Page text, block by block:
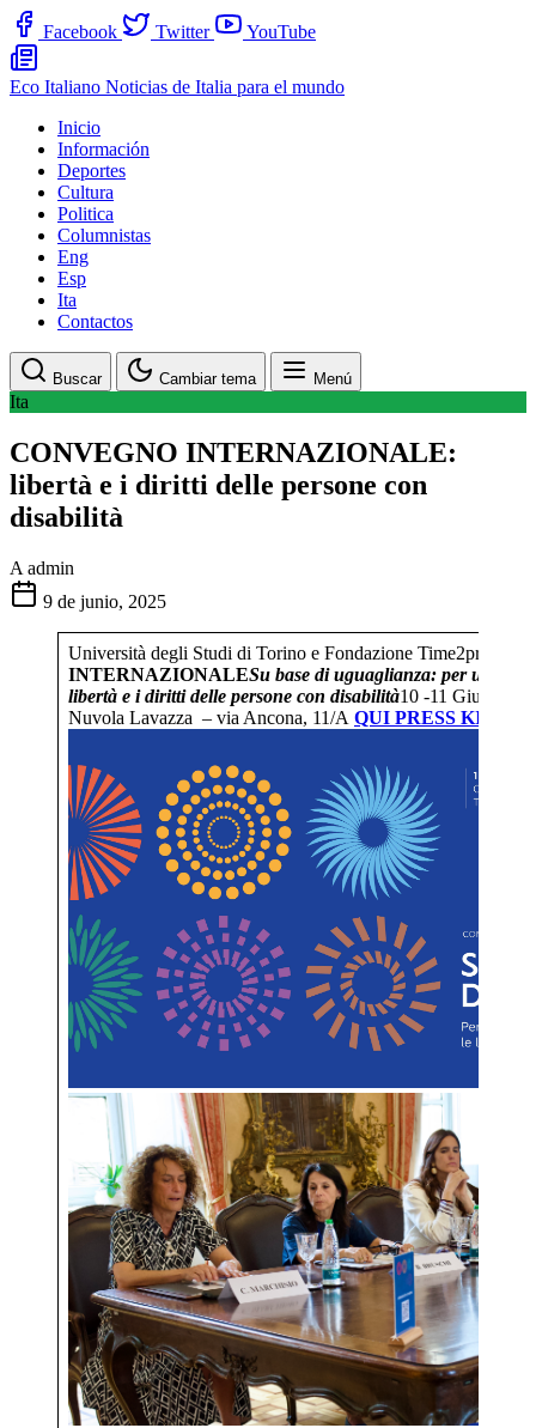
Facebook Twitter YouTube
Eco Italiano Noticias de Italia para el mundo
Inicio
Información
Deportes
Cultura
Politica
Columnistas
Eng
Esp
Ita
Contactos
Buscar Cambiar tema Menú
Ita
CONVEGNO INTERNAZIONALE:
libertà e i diritti delle persone con
disabilità
A admin
9 de junio, 2025
Università degli Studi di Torino e Fondazione
INTERNAZIONALESu base di uguaglianza: per un
libertà e i diritti delle persone con disabilità10 -11 Giugno
Nuvola Lavazza – via Ancona, 11/A QUI PRESS KIT